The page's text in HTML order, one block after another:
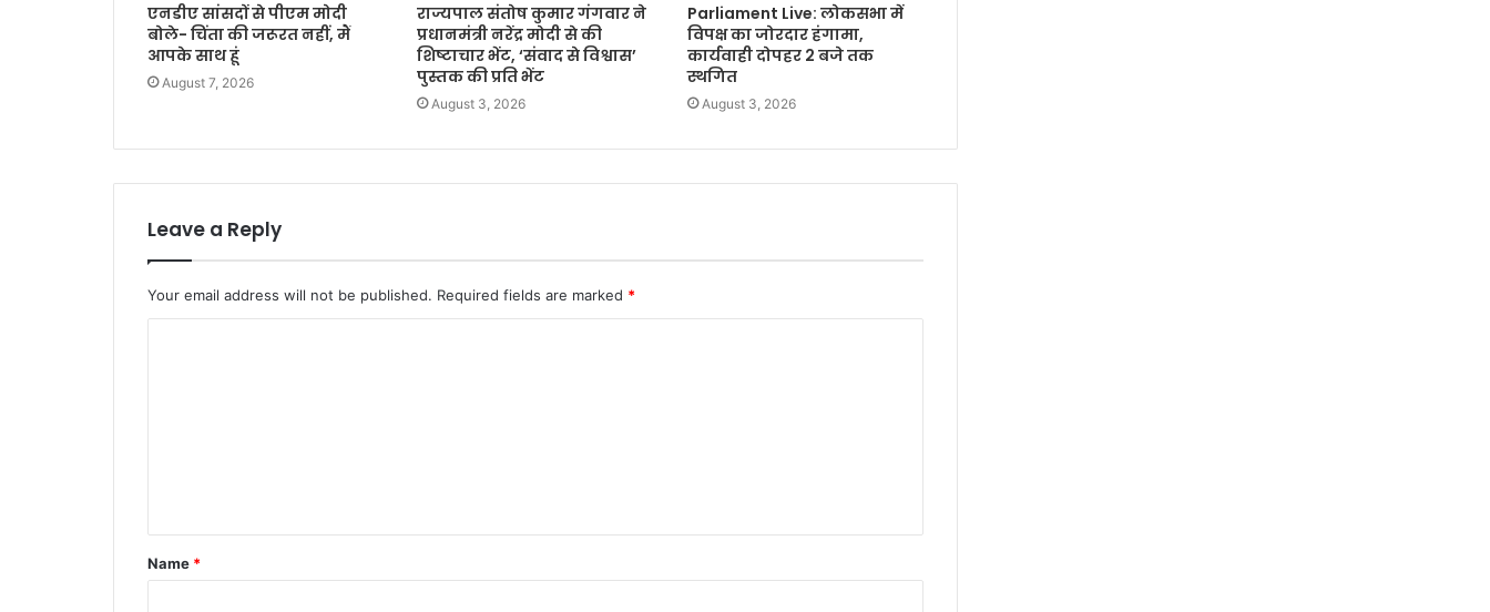
एनडीए सांसदों से पीएम मोदी
बोले- चिंता की जरूरत नहीं, मैं
आपके साथ हूं
August 7, 2026
राज्यपाल संतोष कुमार गंगवार ने
प्रधानमंत्री नरेंद्र मोदी से की
शिष्टाचार भेंट, ‘संवाद से विश्वास’
पुस्तक की प्रति भेंट
August 3, 2026
Parliament Live: लोकसभा में
विपक्ष का जोरदार हंगामा,
कार्यवाही दोपहर 2 बजे तक
स्थगित
August 3, 2026
Leave a Reply
Your email address will not be published. Required fields are marked *
t
*
Name *